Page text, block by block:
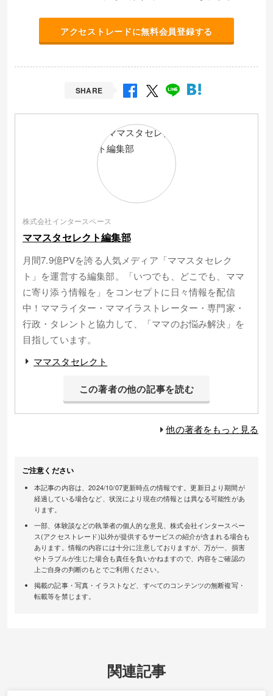
アクセストレードに無料会員登録する
SHARE
株式会社インタースペース
ママスタセレクト編集部
月間7.9億PVを誇る人気メディア「ママスタセレク
ト」を運営する編集部。「いつでも、どこでも、ママ
に寄り添う情報を」をコンセプトに日々情報を配信
中！ママライター・ママイラストレーター・専門家・
行政・タレントと協力して、「ママのお悩み解決」を
目指しています。
ママスタセレクト
この著者の他の記事を読む
他の著者をもっと見る
ご注意ください
本記事の内容は、2024/10/07更新時点の情報です。更新日より期間が
経過している場合など、状況により現在の情報とは異なる可能性があ
ります。
一部、体験談などの執筆者の個人的な意見、株式会社インタースペー
ス(アクセストレード)以外が提供するサービスの紹介が含まれる場合も
あります。情報の内容には十分に注意しておりますが、万が一、損害
やトラブルが生じた場合も責任を負いかねますので、内容をご確認の
上ご自身の判断のもとでご利用ください。
掲載の記事・写真・イラストなど、すべてのコンテンツの無断複写・
転載等を禁じます。
関連記事